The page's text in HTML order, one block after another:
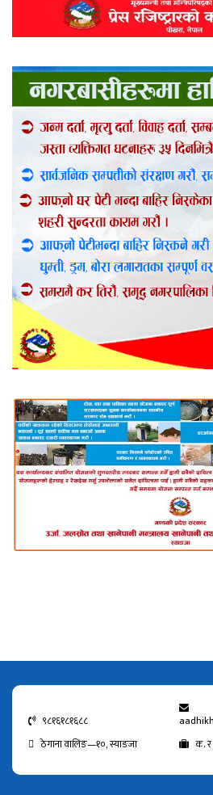
९८१६१८१६८८
ठेगाना वालिङ—१०, स्याङजा
क.